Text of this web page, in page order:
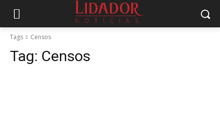
Tags Censos
Tag: Censos